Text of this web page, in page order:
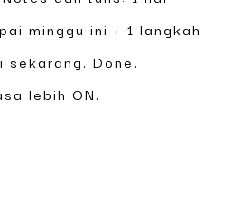
minggu ini + 1 langkah
Done.
lebih ON.